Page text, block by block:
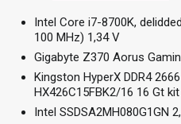
Intel Core i7-8700K,
100 MHz) 1,34 V
Gigabyte Z370 Aorus
Kingston HyperX DDR4
HX426C15FBK2/16 16 Gt kit
Intel SSDSA2MH080G1GN